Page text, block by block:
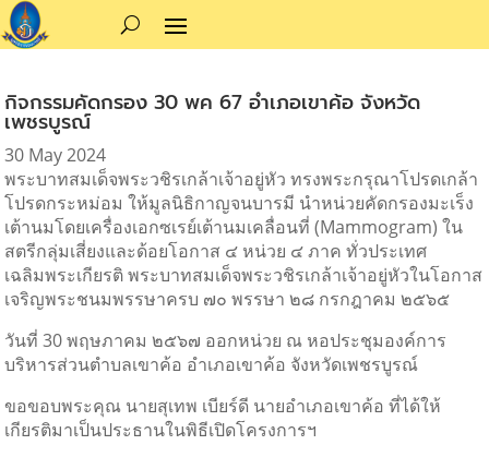
กิจกรรมคัดกรอง 30 พค 67 อำเภอเขาค้อ จังหวัด
เพชรบูรณ์
30 May 2024
พระบาทสมเด็จพระวชิรเกล้าเจ้าอยู่หัว ทรงพระกรุณาโปรดเกล้า
โปรดกระหม่อม ให้มูลนิธิกาญจนบารมี นำหน่วยคัดกรองมะเร็ง
เต้านมโดยเครื่องเอกซเรย์เต้านมเคลื่อนที่ (Mammogram) ใน
สตรีกลุ่มเสี่ยงและด้อยโอกาส ๔ หน่วย ๔ ภาค ทั่วประเทศ
เฉลิมพระเกียรติ พระบาทสมเด็จพระวชิรเกล้าเจ้าอยู่หัวในโอกาส
เจริญพระชนมพรรษาครบ ๗๐ พรรษา ๒๘ กรกฎาคม ๒๕๖๕
วันที่ 30 พฤษภาคม ๒๕๖๗ ออกหน่วย ณ หอประชุมองค์การ
บริหารส่วนตำบลเขาค้อ อำเภอเขาค้อ จังหวัดเพชรบูรณ์
ขอขอบพระคุณ นายสุเทพ เบียร์ดี นายอำเภอเขาค้อที่ได้ให้
เกียรติมาเป็นประธานในพิธีเปิดโครงการฯ